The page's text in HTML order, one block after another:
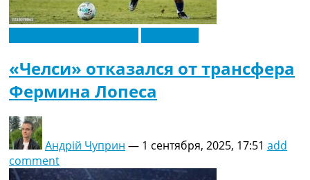
«Челси» отказался от трансфера
Фермина Лопеса
Андрій Чуприн — 1 сентября, 2025, 17:51 add
comment